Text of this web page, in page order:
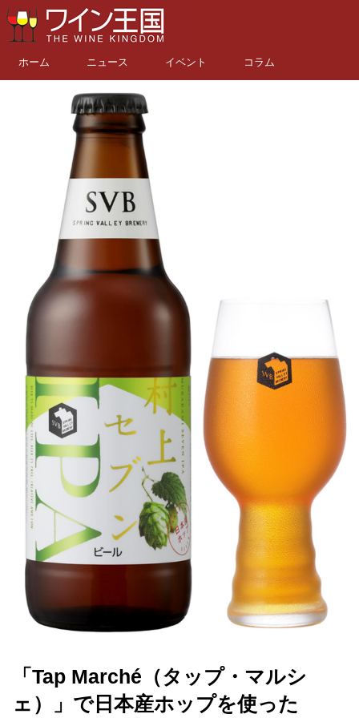
ホーム ニュース イベント コラム
「Tap Marché（タップ・マルシ
ェ）」で日本産ホップを使った